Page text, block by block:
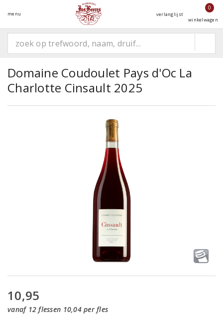
menu verlanglijst
0
winkelwagen
Domaine Coudoulet Pays d'Oc La
Charlotte Cinsault 2025
10,95
vanaf 12 flessen 10,04 per fles